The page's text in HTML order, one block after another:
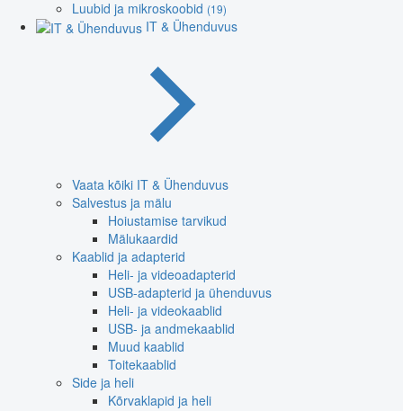
Luubid ja mikroskoobid (19)
IT & Ühenduvus
Vaata kõiki IT & Ühenduvus
Salvestus ja mälu
Hoiustamise tarvikud
Mälukaardid
Kaablid ja adapterid
Heli- ja videoadapterid
USB-adapterid ja ühenduvus
Heli- ja videokaablid
USB- ja andmekaablid
Muud kaablid
Toitekaablid
Side ja heli
Kõrvaklapid ja heli